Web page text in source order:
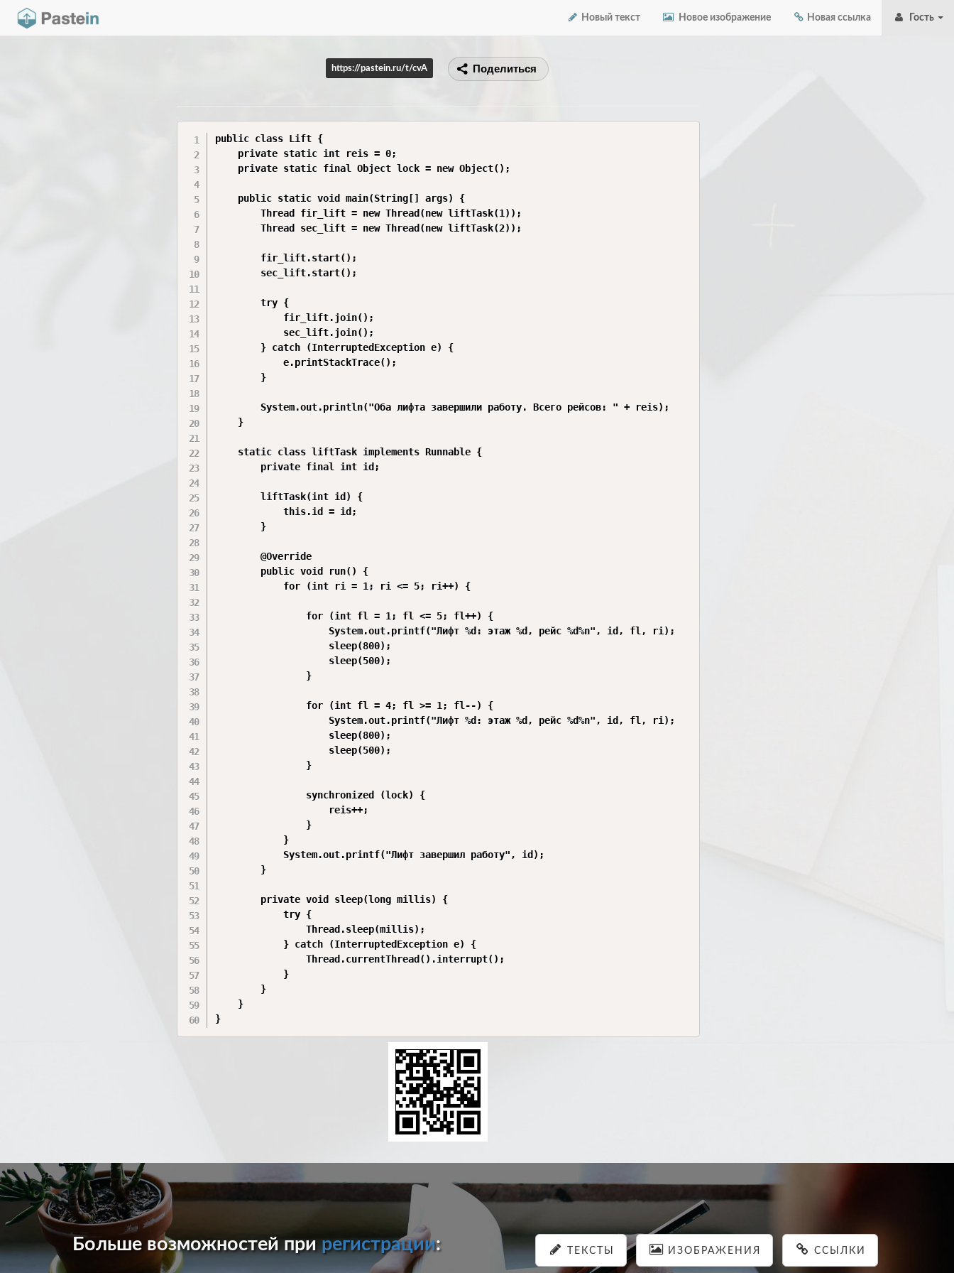
Новый текст Новое изображение Новая ссылка Гость
https://pastein.ru/t/cvA Поделиться
public class Lift {
    private static int reis = 0;
    private static final Object lock = new Object();
    public static void main(String[] args) {
        Thread fir_lift = new Thread(new liftTask(1));
        Thread sec_lift = new Thread(new liftTask(2));
        fir_lift.start();
        sec_lift.start();
        try {
            fir_lift.join();
            sec_lift.join();
        } catch (InterruptedException e) {
            e.printStackTrace();
        }
        System.out.println("Оба лифта завершили работу. Всего рейсов: " + reis);
    }
    static class liftTask implements Runnable {
        private final int id;
        liftTask(int id) {
            this.id = id;
        }
        @Override
        public void run() {
            for (int ri = 1; ri <= 5; ri++) {
                for (int fl = 1; fl <= 5; fl++) {
                    System.out.printf("Лифт %d: этаж %d, рейс %d%n", id, fl, ri);
                    sleep(800);
                    sleep(500);
                }
                for (int fl = 4; fl >= 1; fl--) {
                    System.out.printf("Лифт %d: этаж %d, рейс %d%n", id, fl, ri);
                    sleep(800);
                    sleep(500);
                }
                synchronized (lock) {
                    reis++;
                }
            }
            System.out.printf("Лифт завершил работу", id);
        }
        private void sleep(long millis) {
            try {
                Thread.sleep(millis);
            } catch (InterruptedException e) {
                Thread.currentThread().interrupt();
            }
        }
    }
}
Больше возможностей прирегистрации: ТЕКСТЫ ИЗОБРАЖЕНИЯ ССЫЛКИ